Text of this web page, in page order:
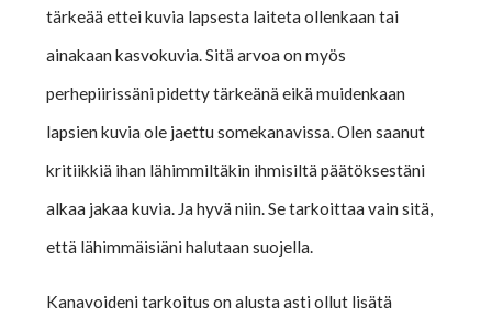
tärkeää ettei kuvia lapsesta laiteta ollenkaan tai
ainakaan kasvokuvia. Sitä arvoa on myös
perhepiirissäni pidetty tärkeänä eikä muidenkaan
lapsien kuvia ole jaettu somekanavissa. Olen saanut
kritiikkiä ihan lähimmiltäkin ihmisiltä päätöksestäni
alkaa jakaa kuvia. Ja hyvä niin. Se tarkoittaa vain sitä,
että lähimmäisiäni halutaan suojella.
Kanavoideni tarkoitus on alusta asti ollut lisätä